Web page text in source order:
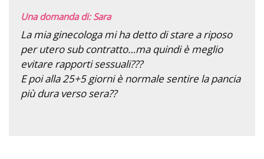
Una domanda di: Sara
La mia ginecologa mi ha detto di stare a riposo
per utero sub contratto…ma quindi è meglio
evitare rapporti sessuali???
E poi alla 25+5 giorni è normale sentire la pancia
più dura verso sera??